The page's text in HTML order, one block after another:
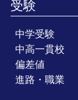
受験
中学受験
中高一貫校
偏差値
進路・職業